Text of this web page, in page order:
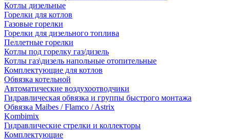
Котлы дизельные
Горелки для котлов
Газовые горелки
Горелки для дизельного топлива
Пеллетные горелки
Котлы под горелку газ/дизель
Котлы газ\дизель напольные отопительные
Комплектующие для котлов
Обвязка котельной
Автоматические воздухоотводчики
Гидравлическая обвязка и группы быстрого монтажа
Обвязка Maibes / Flamco / Astrix
Kombimix
Гидравлические стрелки и коллекторы
Комплектующие